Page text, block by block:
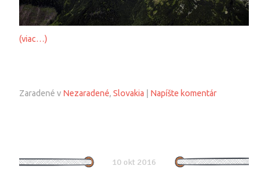
(viac…)
Zaradené v Nezaradené,Slovakia Napíšte komentár
10 okt 2016